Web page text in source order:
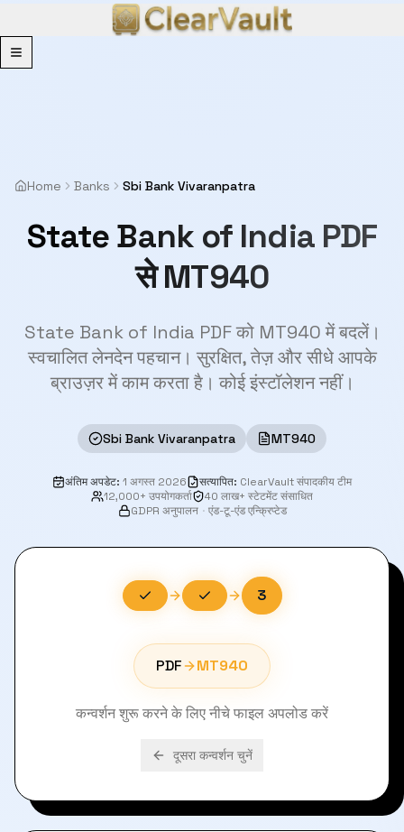
Menu
Home Banks Sbi Bank Vivaranpatra
State Bank of India PDF
से MT940
State Bank of India PDF को MT940 में बदलें।
स्वचालित लेनदेन पहचान। सुरक्षित, तेज़ और सीधे आपके
ब्राउज़र में काम करता है। कोई इंस्टॉलेशन नहीं।
Sbi Bank Vivaranpatra MT940
अंतिम अपडेट: 1 अगस्त 2026 सत्यापित: ClearVault संपादकीय टीम
12,000+ उपयोगकर्ता
40 लाख+ स्टेटमेंट संसाधित
GDPR अनुपालन · एंड-टू-एंड एन्क्रिप्टेड
3
PDF MT940
कन्वर्शन शुरू करने के लिए नीचे फाइल अपलोड करें
दूसरा कन्वर्शन चुनें